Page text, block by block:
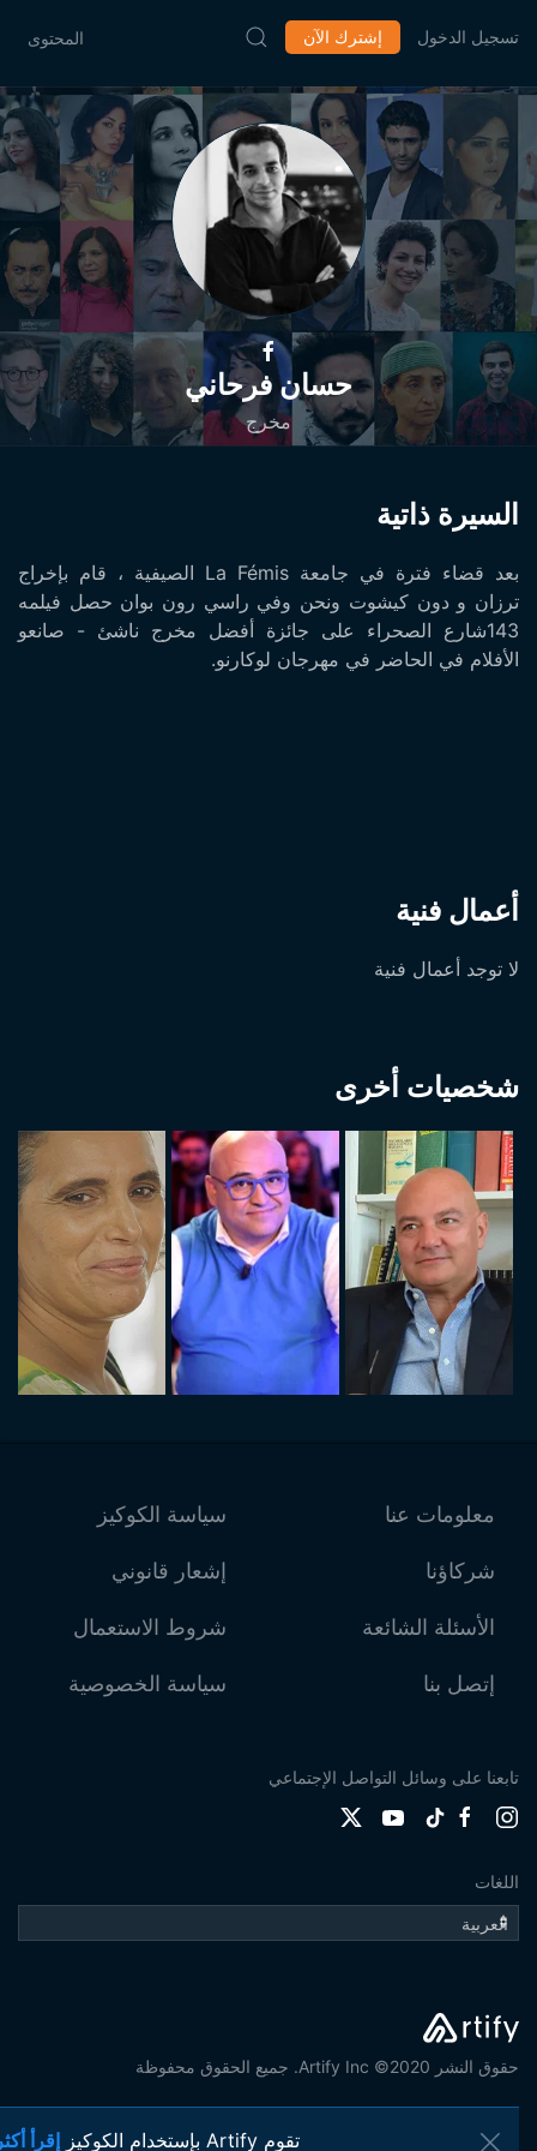
المحتوى إشترك الآن تسجيل الدخول
حسان فرحاني
مخرج
السيرة ذاتية
بعد قضاء فترة في جامعة La Fémis الصيفية ، قام بإخراج
ترزان و دون كيشوت ونحن وفي راسي رون بوان حصل فيلمه
143شارع الصحراء على جائزة أفضل مخرج ناشئ - صانعو
الأفلام في الحاضر في مهرجان لوكارنو.
أعمال فنية
لا توجد أعمال فنية
شخصيات أخرى
معلومات عنا
شركاؤنا
الأسئلة الشائعة
إتصل بنا
سياسة الكوكيز
إشعار قانوني
شروط الاستعمال
سياسة الخصوصية
تابعنا على وسائل التواصل الإجتماعي
اللغات
حقوق النشر 2020© Artify Inc. جميع الحقوق محفوظة
تقوم Artify بإستخدام الكوكيز إقرأ أكثر